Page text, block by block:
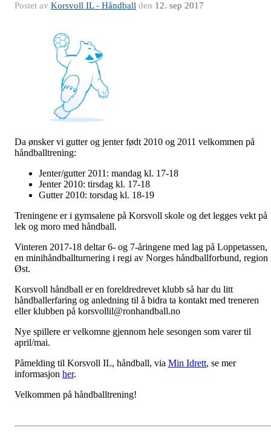
Postet av Korsvoll IL - Håndball den 12. sep 2017
Da ønsker vi gutter og jenter født 2010 og 2011 velkommen på
håndballtrening:
Jenter/gutter 2011: mandag kl. 17-18
Jenter 2010: tirsdag kl. 17-18
Gutter 2010: torsdag kl. 18-19
Treningene er i gymsalene på Korsvoll skole og det legges vekt på
lek og moro med håndball.
Vinteren 2017-18 deltar 6- og 7-åringene med lag på Loppetassen,
en minihåndballturnering i regi av Norges håndballforbund, region
Øst.
Korsvoll håndball er en foreldredrevet klubb så har du litt
håndballerfaring og anledning til å bidra ta kontakt med treneren
eller klubben på korsvollil@ronhandball.no
Nye spillere er velkomne gjennom hele sesongen som varer til
april/mai.
Påmelding til Korsvoll IL, håndball, via Min Idrett, se mer
informasjon her.
Velkommen på håndballtrening!